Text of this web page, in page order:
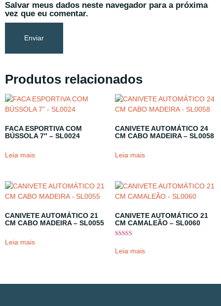
Salvar meus dados neste navegador para a próxima
vez que eu comentar.
Produtos relacionados
FACA ESPORTIVA COM
BÚSSOLA 7″ – SL0024
Leia mais
CANIVETE AUTOMÁTICO 24
CM CABO MADEIRA – SL0058
Leia mais
CANIVETE AUTOMÁTICO 21
CM CABO MADEIRA – SL0055
Leia mais
CANIVETE AUTOMÁTICO 21
CM CAMALEÃO – SL0060
5.00
de 5
Leia mais